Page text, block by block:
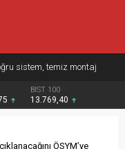
sistem, temiz montaj
BIST 100
13.769,40
ÖSYM’ye